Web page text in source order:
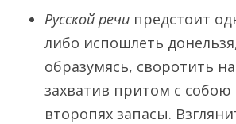
Русской речи предстоит
либо испошлеть
образумясь, своротить
захватив притом с
второпях запасы.